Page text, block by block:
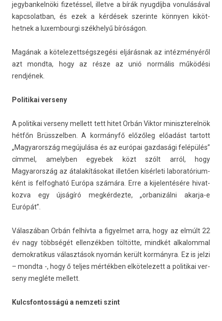
jegyban­kelnöki fizetéssel, il­let­ve a bírák nyugdíjba vonulásával
kapcsolat­ban, és ezek a kérdések szerin­te könnyen kiköt­
hetnek a luxem­bour­gi székhelyű bíróságon.
Magának a kötelezettségszegési eljárásnak az intézményéről
azt mondta, hogy az része az unió normális működési
rendjének.
Politikai ver­seny
A politikai ver­seny mel­lett tett hitet Orbán Vik­tor miniszterel­nök
hétfőn Brüsszelb­en. A kormányfő előzőleg előadást tar­tott
„Magyarország megújulása és az európai gaz­dasági felépülés”
címmel, amelyb­en egyebek közt szólt arról, hogy
Magyarország az átalakításokat illetően kísérleti laboratórium­
ként is fel­fogható Európa számára. Erre a kijelen­tésére hivat­
kozva egy újságíró meg­kérdez­te, „or­banizál­ni akarja-e
Európát”.
Válaszában Orbán felhívta a figyel­met arra, hogy az elmúlt 22
év nagy többségét el­lenzékb­en töltötte, mindkét al­kalomm­al
de­mok­ratikus választások nyomán került kormányra. Ez is jelzi
– mondta -, hogy ő tel­jes mértékben el­kötelezett a politikai ver­
seny megléte mel­lett.
Kulcsfon­tosságú a nem­zeti szint